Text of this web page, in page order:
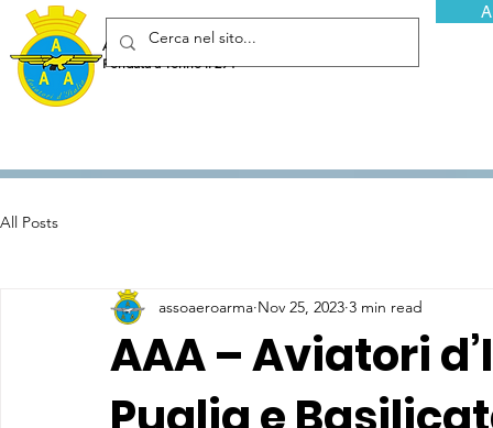
Associazione Arma Aeronautica - Aviatori d'Italia ETS
Fondata a Torino il 29 febbraio 1952
All Posts
AAA – Aviatori
assoaeroarma Nov 25, 2023 3 min read